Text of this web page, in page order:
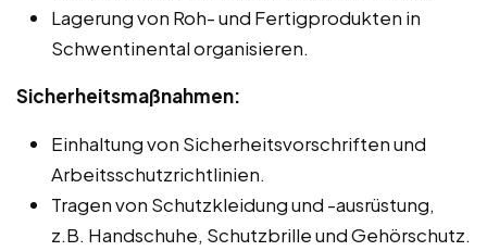
Lagerung von Roh- und Fertigprodukten in
Schwentinental organisieren.
Sicherheitsmaßnahmen:
Einhaltung von Sicherheitsvorschriften und
Arbeitsschutzrichtlinien.
Tragen von Schutzkleidung und -ausrüstung,
z.B. Handschuhe, Schutzbrille und Gehörschutz.